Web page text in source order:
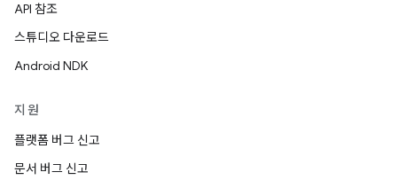
API 참조
스튜디오 다운로드
Android NDK
지원
플랫폼 버그 신고
문서 버그 신고